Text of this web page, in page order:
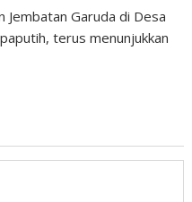
Jembatan Garuda di Desa
terus menunjukkan